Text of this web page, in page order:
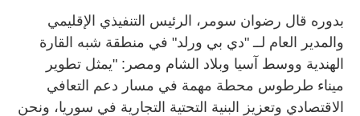
بدوره قال رضوان سومر، الرئيس التنفيذي الإقليمي
والمدير العام لــ "دي بي ورلد" في منطقة شبه القارة
الهندية ووسط آسيا وبلاد الشام ومصر: "يمثل تطوير
ميناء طرطوس محطة مهمة في مسار دعم التعافي
الاقتصادي وتعزيز البنية التحتية التجارية في سوريا، ونحن